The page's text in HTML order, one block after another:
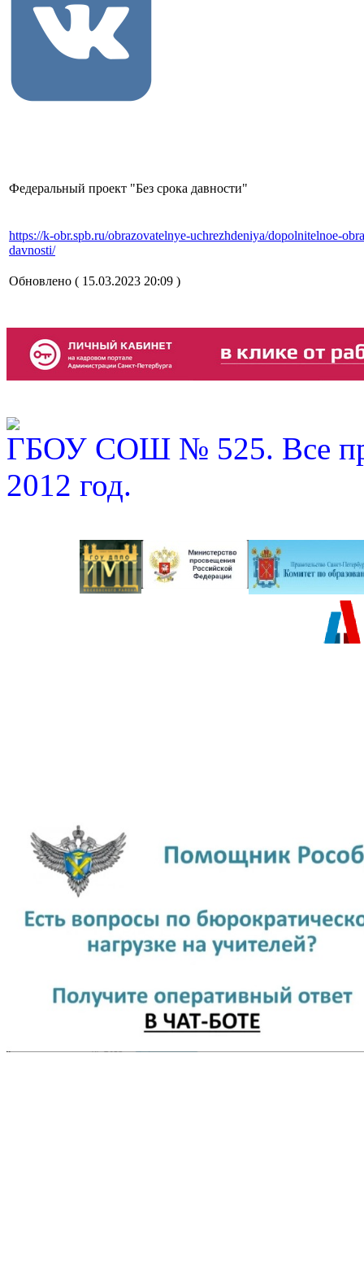
Федеральный проект "Без срока давности"
https://k-obr.spb.ru/obrazovatelnye-uchrezhdeniya/dopolnitelnoe-
davnosti/
Обновлено ( 15.03.2023 20:09 )
ГБОУ СОШ № 525. Все
2012 год.